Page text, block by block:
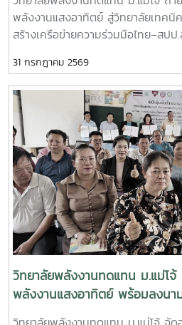
มา- ร่วมวางแผนการดำเนินงานด้าน
บริการวิชาการในระยะต่อไป เสริมสร้
ระหว่างสถาบันการศึกษา หน่วยงานภ
ทั้งสองประเทศ เพื่อยกระดับการพัฒ
นวัตกรรมด้านพลังงานสะอาด- การ
ถึงความมุ่งมั่นของทุกภาคส่วนในกา
พลังงานทดแทน การพัฒนางานวิจัย
สู่สังคม พร้อมส่งเสริมความร่วมมือทา
ประเทศไทยและ สปป.ลาว ให้สามา
สังคม และสิ่งแวดล้อมอย่างยั่งยืนใน
พลังงานทดแทน มหาวิทยาลัยแม่โจ้ ยั
ความร่วมมือกับพันธมิตรทั้งในและต่
องค์ความรู้ เทคโนโลยี และนวัตกรรม
รากฐานสำคัญของการพัฒนาที่ยั่งยื
พลังงานแสงอาทิตย์ สู่วิทยาลัยเทคนิ
สร้างเครือข่ายความร่วมมือไทย–สป
ศาสตราจารย์ ดร.นิกราน หอมดวง ค
ทดแทน พร้อมด้วย ผู้ช่วยศาสตราจา
รองคณบดีฝ่ายบริหาร, ผู้ช่วยศาสตร
กุล รองคณบดีฝ่ายวิจัยและบริการวิช
บุคลากร ลงพื้นที่จัดกิจกรรมบริการ
วิทยาลัยเทคนิควิชาชีพหลวงพระบาง
สาธารณรัฐประชาธิปไตยประชาชนล
โครงการ “การใช้พลังงานทดแทนเพื่
เปลี่ยนแปลงสภาพภูมิอากาศ” โดยมุ่
พลังงานแสงอาทิตย์ ทั้งภาคทฤษฎีแ
ศักยภาพของผู้บริหาร คณาจารย์ บุคล
สามารถประยุกต์ใช้เทคโนโลยีพลังง
ประสิทธิภาพและเกิดประโยชน์สูงสุด
ด้วย- บรรยายหลักการทำงานของระ
31 กรกฎาคม 2569
วิทยาลัยพลังงานทดแทน ม.แม่โ
พลังงานแสงอาทิตย์ พร้อมลงนา
ขับเคลื่อนความร่วมมือด้านพลังง